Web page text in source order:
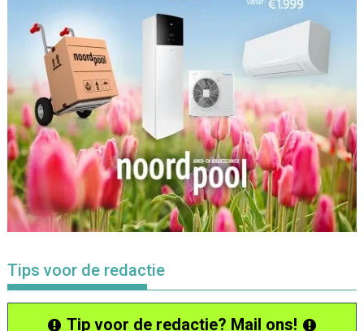
Tips voor de redactie
Tip voor de redactie? Mail ons!